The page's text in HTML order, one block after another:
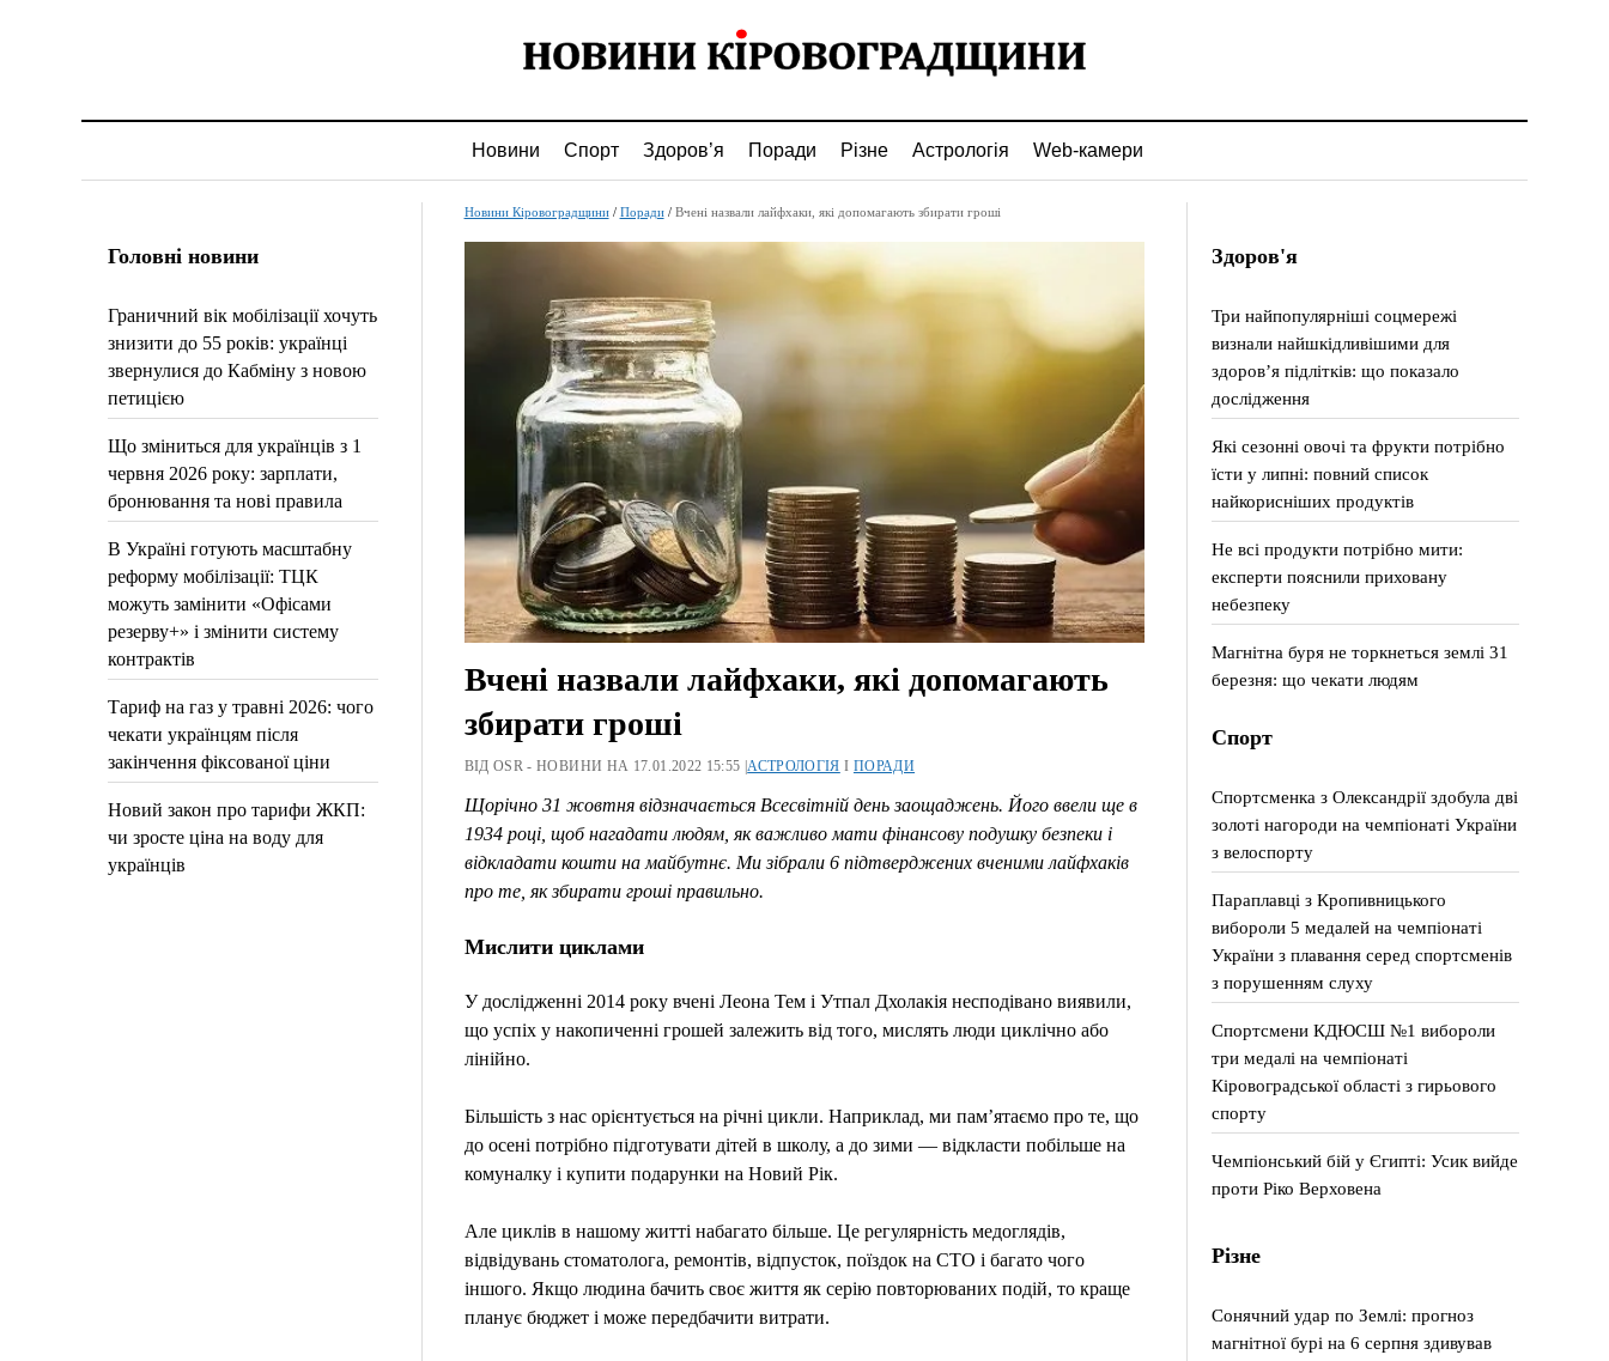
Новини Спорт Здоров’я Поради Різне Астрологія Web-камери
Головні новини
Граничний вік мобілізації хочуть
знизити до 55 років: українці
звернулися до Кабміну з новою
петицією
Що зміниться для українців з 1
червня 2026 року: зарплати,
бронювання та нові правила
В Україні готують масштабну
реформу мобілізації: ТЦК
можуть замінити «Офісами
резерву+» і змінити систему
контрактів
Тариф на газ у травні 2026: чого
чекати українцям після
закінчення фіксованої ціни
Новий закон про тарифи ЖКП:
чи зросте ціна на воду для
українців
Новини Кіровоградщини/ Поради/ Вчені назвали лайфхаки, які допомагають збирати гроші
Вчені назвали лайфхаки, які допомагають
збирати гроші
ВІД OSR - НОВИНИ НА 17.01.2022 15:55 |АСТРОЛОГІЯ І ПОРАДИ
Щорічно 31 жовтня відзначається Всесвітній день заощаджень. Його ввели ще в
1934 році, щоб нагадати людям, як важливо мати фінансову подушку безпеки і
відкладати кошти на майбутнє. Ми зібрали 6 підтверджених вченими лайфхаків
про те, як збирати гроші правильно.
Мислити циклами
У дослідженні 2014 року вчені Леона Тем і Утпал Дхолакія несподівано виявили,
що успіх у накопиченні грошей залежить від того, мислять люди циклічно або
лінійно.
Більшість з нас орієнтується на річні цикли. Наприклад, ми пам’ятаємо про те, що
до осені потрібно підготувати дітей в школу, а до зими — відкласти побільше на
комуналку і купити подарунки на Новий Рік.
Але циклів в нашому житті набагато більше. Це регулярність медоглядів,
відвідувань стоматолога, ремонтів, відпусток, поїздок на СТО і багато чого
іншого. Якщо людина бачить своє життя як серію повторюваних подій, то краще
планує бюджет і може передбачити витрати.
Здоров'я
Три найпопулярніші соцмережі
визнали найшкідливішими для
здоров’я підлітків: що показало
дослідження
Які сезонні овочі та фрукти потрібно
їсти у липні: повний список
найкорисніших продуктів
Не всі продукти потрібно мити:
експерти пояснили приховану
небезпеку
Магнітна буря не торкнеться землі 31
березня: що чекати людям
Спорт
Спортсменка з Олександрії здобула дві
золоті нагороди на чемпіонаті України
з велоспорту
Параплавці з Кропивницького
вибороли 5 медалей на чемпіонаті
України з плавання серед спортсменів
з порушенням слуху
Спортсмени КДЮСШ №1 вибороли
три медалі на чемпіонаті
Кіровоградської області з гирьового
спорту
Чемпіонський бій у Єгипті: Усик вийде
проти Ріко Верховена
Різне
Сонячний удар по Землі: прогноз
магнітної бурі на 6 серпня здивував